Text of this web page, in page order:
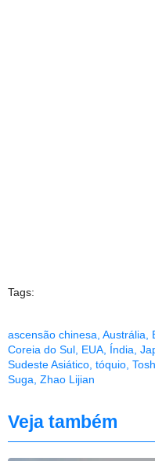
Tags:
ascensão chinesa Austrália
Coreia do Sul EUA Índia
Sudeste Asiático tóquio
Suga Zhao Lijian
Veja também